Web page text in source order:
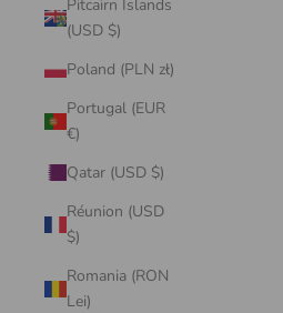
Pitcairn Islands
(USD $)
Poland (PLN zł)
Portugal (EUR
€)
Qatar (USD $)
Réunion (USD
$)
Romania (RON
Lei)